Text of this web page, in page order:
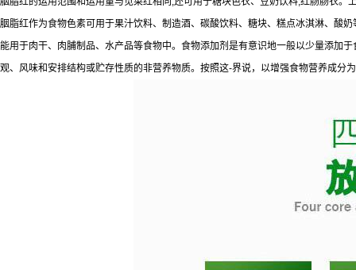
胭脂红作为食物色素可用于果汁饮料、制造酒、碳酸饮料、糖块、糕点冰淇淋、酸
能用于肉干、肉脯制品、水产品等食物中。食物添加剂是有意识地一般以少量添加
观、风味和安排结构或贮存性质的非营养物质。按照这-界说，以增强食物营养成分